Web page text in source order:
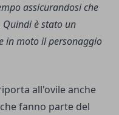
assicurandosi che
Quindi è stato un
in moto il personaggio
all'ovile anche
fanno parte del